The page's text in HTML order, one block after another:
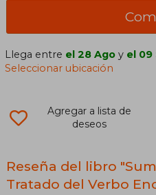
Llega entre el 28 Ago y el 09
Seleccionar ubicación
Agregar a lista de
deseos
Reseña del libro
Tratado del Verbo